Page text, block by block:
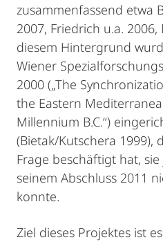
zusammenfassend etwa
2007, Friedrich u.a.
diesem Hintergrund
Wiener
2000 („The
the Eastern
Millennium B.C.“)
(Bietak/Kutschera 1999),
Frage beschäftigt hat,
seinem Abschluss 2011
konnte.
Ziel dieses Projektes ist